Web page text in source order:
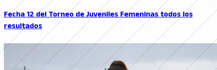
Fecha 12 del Torneo de Juveniles Femeninas todos los
resultados